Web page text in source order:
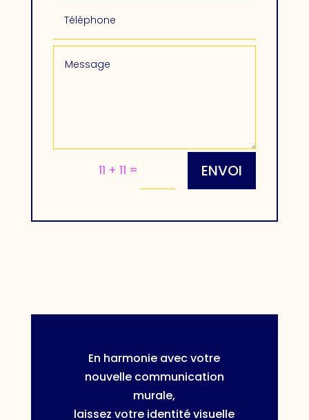
11 + 11 = ENVOI
En harmonie avec votre
nouvelle communication
murale,
laissez votre identité visuelle